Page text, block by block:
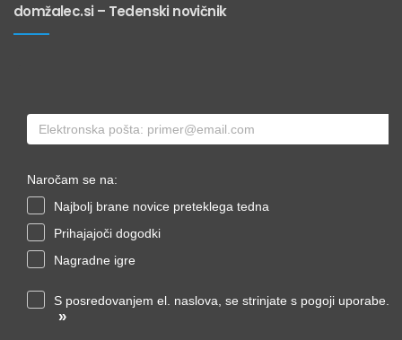
domžalec.si – Tedenski novičnik
Naročam se na:
Najbolj brane novice preteklega tedna
Prihajajoči dogodki
Nagradne igre
S posredovanjem el. naslova, se strinjate s pogoji uporabe.
»